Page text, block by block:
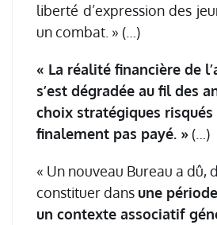
liberté d’expression des
un combat. » (…)
« La réalité financière de
s’est dégradée au fil des
choix stratégiques risqués
finalement pas payé. » (…)
« Un nouveau Bureau a dû,
constituer dans une
un contexte associatif